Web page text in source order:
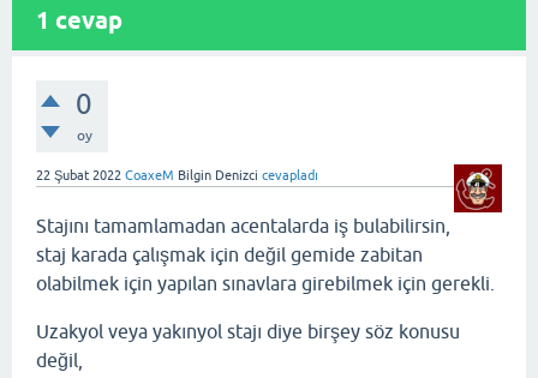
1 cevap
0
oy
22 Şubat 2022 CoaxeM Bilgin Denizci cevapladı
Stajını tamamlamadan acentalarda iş bulabilirsin,
staj karada çalışmak için değil gemide zabitan
olabilmek için yapılan sınavlara girebilmek için gerekli.
Uzakyol veya yakınyol stajı diye birşey söz konusu
değil,